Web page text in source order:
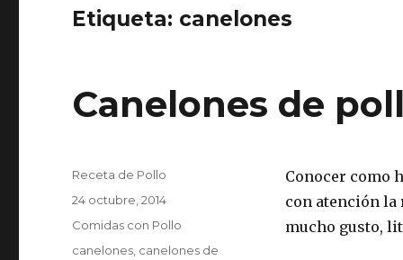
Etiqueta: canelones
Canelones de
Conocer como
con atención la
mucho gusto,
Autor
Receta de Pollo
Publicado
24 octubre, 2014
Categorías
Comidas con Pollo
Etiquetas
canelones canelones de